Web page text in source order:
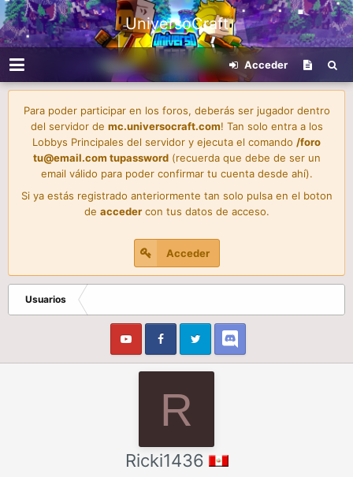
UniversoCraft
Acceder
Para poder participar en los foros, deberás ser jugador dentro
del servidor de mc.universocraft.com! Tan solo entra a los
Lobbys Principales del servidor y ejecuta el comando /foro
tu@email.com tupassword(recuerda que debe de ser un
email válido para poder confirmar tu cuenta desde ahí).
Si ya estás registrado anteriormente tan solo pulsa en el boton
de accedercon tus datos de acceso.
Acceder
Usuarios
R
Ricki1436